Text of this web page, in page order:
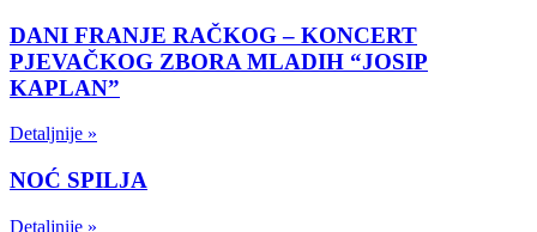
DANI FRANJE RAČKOG – KONCERT
PJEVAČKOG ZBORA MLADIH “JOSIP
KAPLAN”
Detaljnije »
NOĆ SPILJA
Detaljnije »